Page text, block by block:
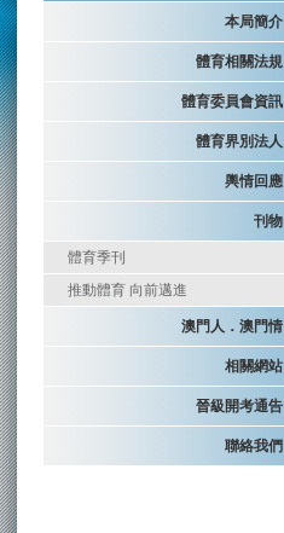
本局簡介
體育相關法規
體育委員會資訊
體育界別法人
輿情回應
刊物
體育季刊
推動體育 向前邁進
澳門人．澳門情
相關網站
晉級開考通告
聯絡我們